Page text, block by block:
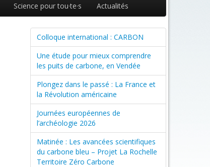
Science pour tou·te·s Actualités
Colloque international : CARBON
Une étude pour mieux comprendre
les puits de carbone, en Vendée
Plongez dans le passé : La France et
la Révolution américaine
Journées européennes de
l’archéologie 2026
Matinée : Les avancées scientifiques
du carbone bleu – Projet La Rochelle
Territoire Zéro Carbone